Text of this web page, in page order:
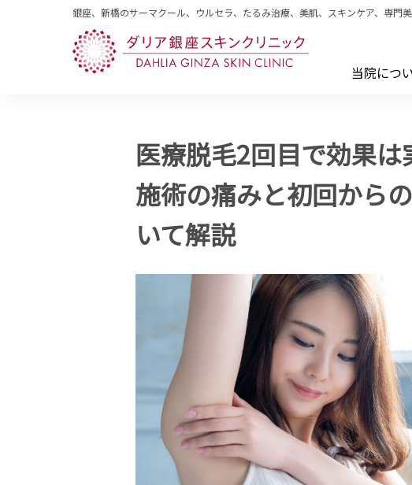
銀座、新橋のサーマクール、ウルセラ、たるみ治療、美肌、スキンケア、専門
当院につ
医療脱毛2回目で効果
施術の痛みと初回から
いて解説